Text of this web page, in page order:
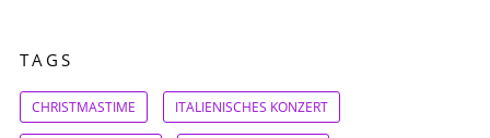
TAGS
CHRISTMASTIME ITALIENISCHES KONZERT